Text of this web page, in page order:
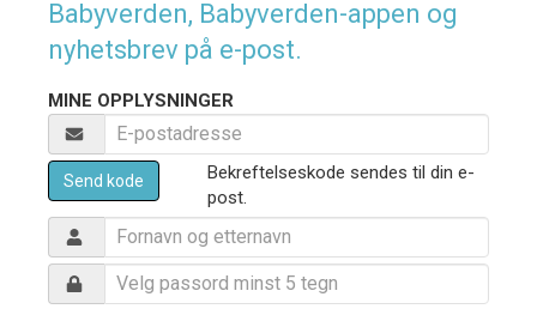
Babyverden, Babyverden-appen og
nyhetsbrev på e-post.
MINE OPPLYSNINGER
Send kode
Bekreftelseskode sendes til din e-
post.